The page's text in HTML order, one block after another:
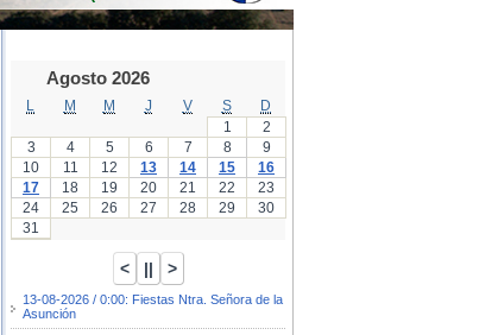
Agosto 2026
M M J V S
D
1
2
3
4 5 6 7 8
9
10
11 12 13 14 15
16
17
18 19 20 21 22
23
24
25 26 27 28 29
30
31
13-08-2026 / 0:00: Fiestas Ntra. Señora de la
Asunción